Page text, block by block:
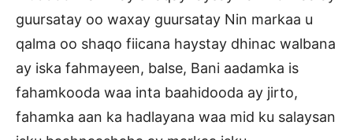
guursatay oo waxay guursatay Nin markaa u
qalma oo shaqo fiicana haystay dhinac walbana
ay iska fahmayeen, balse, Bani aadamka is
fahamkooda waa inta baahidooda ay jirto,
fahamka aan ka hadlayana waa mid ku salaysan